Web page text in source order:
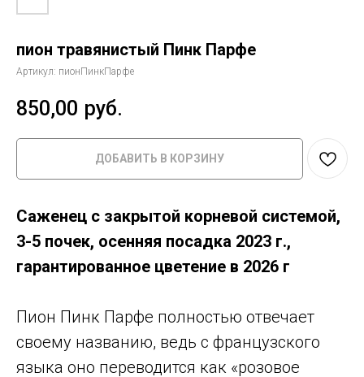
пион травянистый Пинк Парфе
Артикул: пионПинкПарфе
850,00 руб.
ДОБАВИТЬ В КОРЗИНУ
Саженец с закрытой корневой системой,
3-5 почек, осенняя посадка 2023 г.,
гарантированное цветение в 2026 г
Пион Пинк Парфе полностью отвечает
своему названию, ведь с французского
языка оно переводится как «розовое